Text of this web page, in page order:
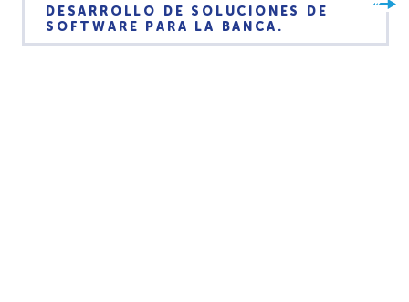
DESARROLLO DE SOLUCIONES DE
SOFTWARE PARA LA BANCA.